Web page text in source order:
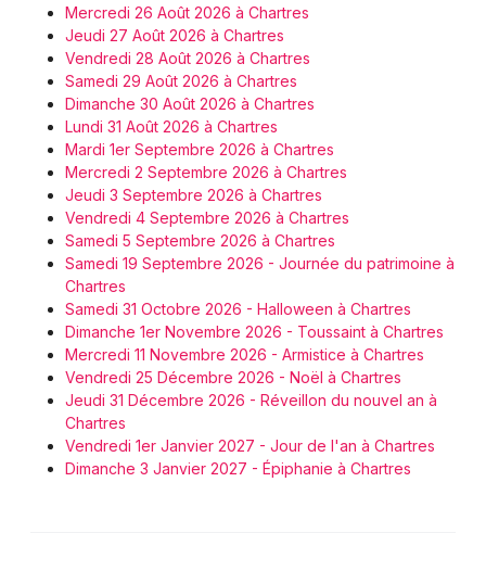
Mercredi 26 Août 2026 à Chartres
Jeudi 27 Août 2026 à Chartres
Vendredi 28 Août 2026 à Chartres
Samedi 29 Août 2026 à Chartres
Dimanche 30 Août 2026 à Chartres
Lundi 31 Août 2026 à Chartres
Mardi 1er Septembre 2026 à Chartres
Mercredi 2 Septembre 2026 à Chartres
Jeudi 3 Septembre 2026 à Chartres
Vendredi 4 Septembre 2026 à Chartres
Samedi 5 Septembre 2026 à Chartres
Samedi 19 Septembre 2026 - Journée du patrimoine à
Chartres
Samedi 31 Octobre 2026 - Halloween à Chartres
Dimanche 1er Novembre 2026 - Toussaint à Chartres
Mercredi 11 Novembre 2026 - Armistice à Chartres
Vendredi 25 Décembre 2026 - Noël à Chartres
Jeudi 31 Décembre 2026 - Réveillon du nouvel an à
Chartres
Vendredi 1er Janvier 2027 - Jour de l'an à Chartres
Dimanche 3 Janvier 2027 - Épiphanie à Chartres